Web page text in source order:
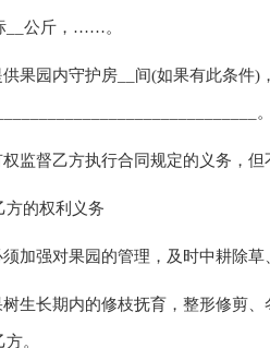
__公斤，……。
园内守护房__间(如果有此条件)
。
督乙方执行合同规定的义务，但
的权利义务
强对果园的管理，及时中耕除草
长期内的修枝抚育，整形修剪、
。